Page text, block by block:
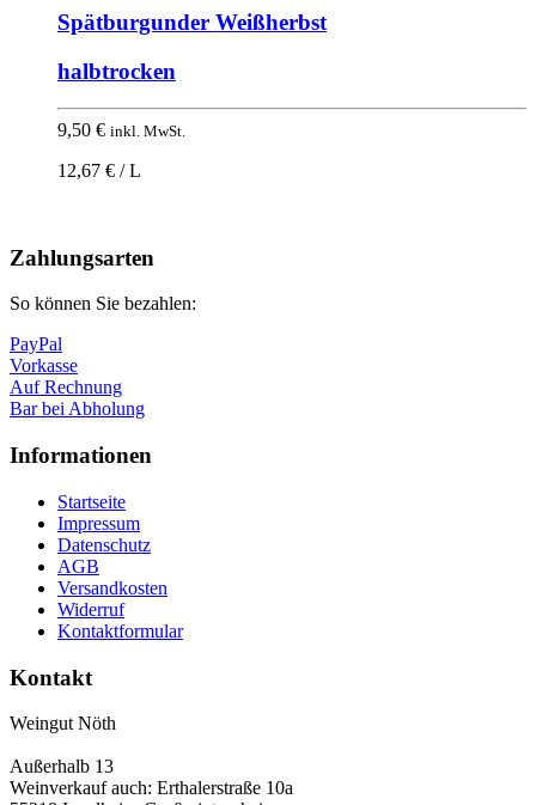
Spätburgunder Weißherbst
halbtrocken
9,50 € inkl. MwSt.
12,67 € / L
oben
Zahlungsarten
So können Sie bezahlen:
PayPal
Vorkasse
Auf Rechnung
Bar bei Abholung
Informationen
Startseite
Impressum
Datenschutz
AGB
Versandkosten
Widerruf
Kontaktformular
Kontakt
Weingut Nöth
Außerhalb 13
Weinverkauf auch: Erthalerstraße 10a